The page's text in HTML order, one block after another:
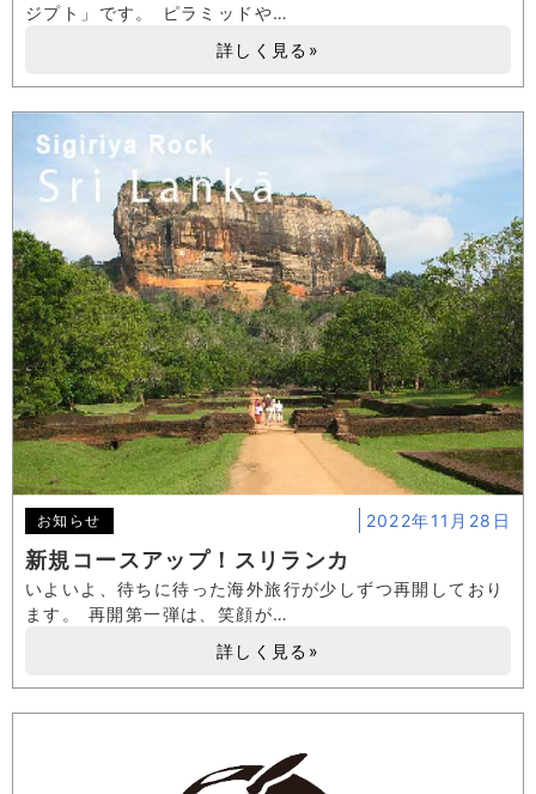
ジプト」です。 ピラミッドや…
詳しく見る»
新規コースアップ！スリランカ
お知らせ 2022年11月28日
いよいよ、待ちに待った海外旅行が少しずつ再開しており
ます。 再開第一弾は、笑顔が…
詳しく見る»